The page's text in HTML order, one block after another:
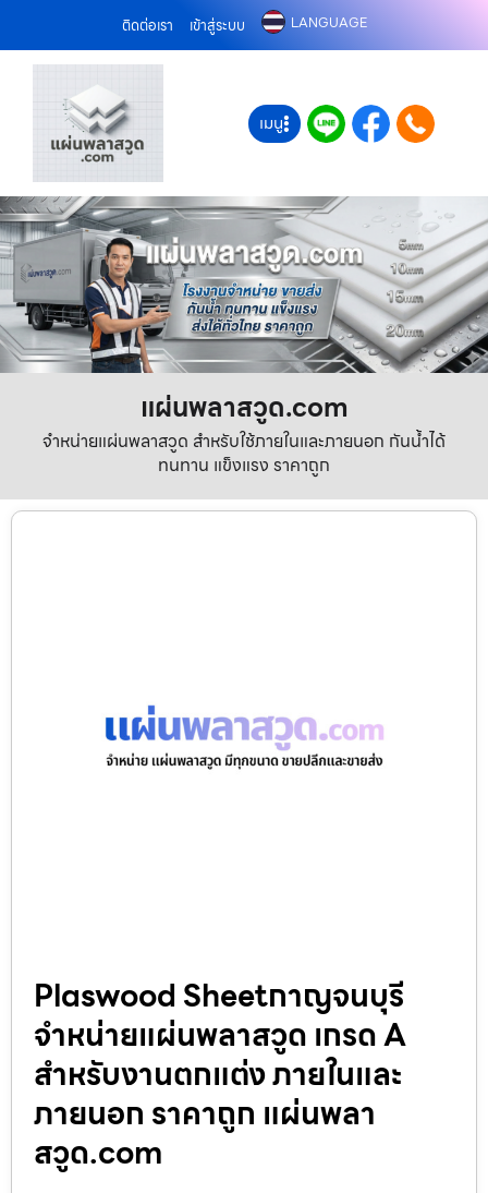
ติดต่อเรา เข้าสู่ระบบ LANGUAGE
เมนู
แผ่นพลาสวูด.com
จำหน่ายแผ่นพลาสวูด สำหรับใช้ภายในและภายนอก กันน้ำได้
ทนทาน แข็งแรง ราคาถูก
Plaswood Sheetกาญจนบุรี
จำหน่ายแผ่นพลาสวูด เกรด A
สำหรับงานตกแต่ง ภายในและ
ภายนอก ราคาถูก แผ่นพลา
สวูด.com